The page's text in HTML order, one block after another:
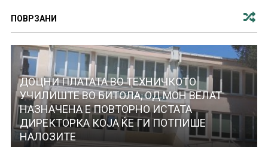
ПОВРЗАНИ
ДОЦНИ ПЛАТАТА ВО ТЕХНИЧКОТО
УЧИЛИШТЕ ВО БИТОЛА, ОД МОН ВЕЛАТ
НАЗНАЧЕНА Е ПОВТОРНО ИСТАТА
ДИРЕКТОРКА КОЈА ЌЕ ГИ ПОТПИШЕ
НАЛОЗИТЕ